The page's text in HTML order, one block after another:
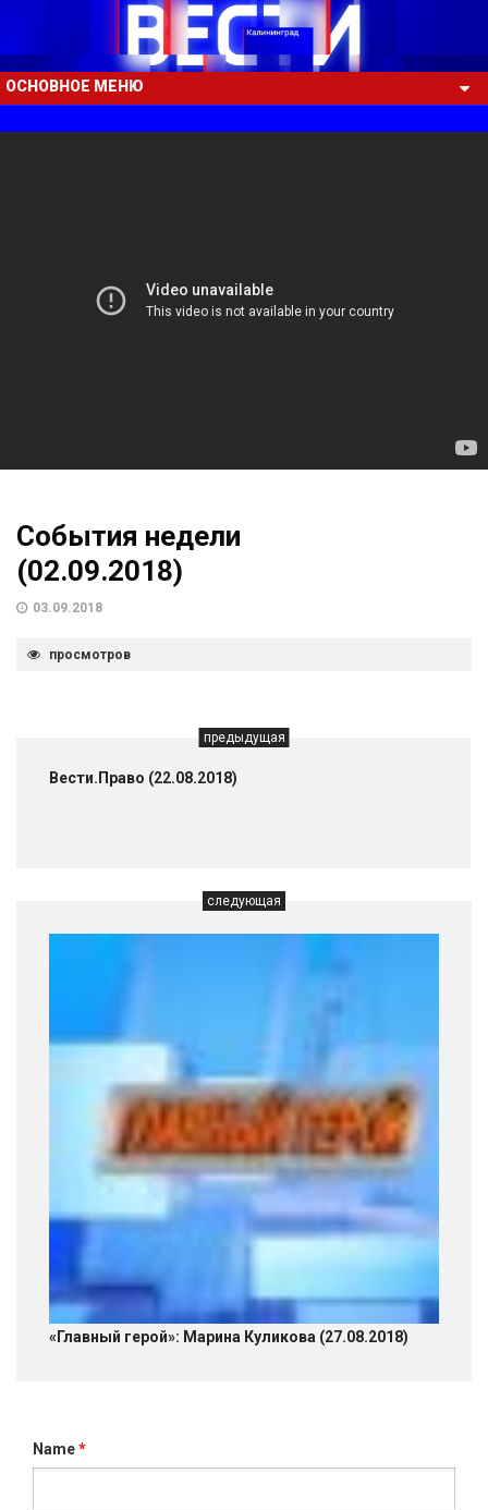
ОСНОВНОЕ МЕНЮ
События недели
(02.09.2018)
03.09.2018
просмотров
предыдущая
Вести.Право (22.08.2018)
следующая
«Главный герой»: Марина Куликова (27.08.2018)
Name*